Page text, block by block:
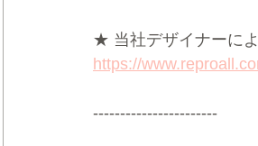
★ 当社デザイナーに
https://
-----------------------